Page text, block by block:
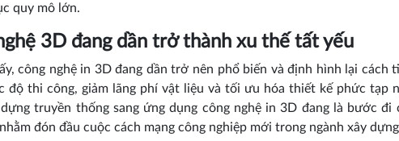
quy mô lớn.
3D đang dần trở thành xu thế tất yếu
công nghệ in 3D đang dần trở nên phổ biến và định hình lại
độ thi công, giảm lãng phí vật liệu và tối ưu hóa thiết kế phức tạp
truyền thống sang ứng dụng công nghệ in 3D đang là bước
đón đầu cuộc cách mạng công nghiệp mới trong ngành xây